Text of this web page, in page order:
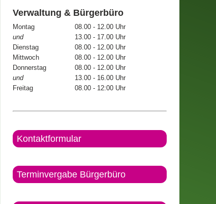
Verwaltung & Bürgerbüro
Montag
08.00 - 12.00 Uhr
und
13.00 - 17.00 Uhr
Dienstag
08.00 - 12.00 Uhr
Mittwoch
08.00 - 12.00 Uhr
Donnerstag
08.00 - 12.00 Uhr
und
13.00 - 16.00 Uhr
Freitag
08.00 - 12:00 Uhr
Kontaktformular
Terminvergabe Bürgerbüro